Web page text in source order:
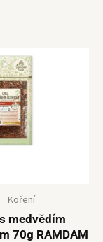
Koření
medvědím
70g RAMDAM